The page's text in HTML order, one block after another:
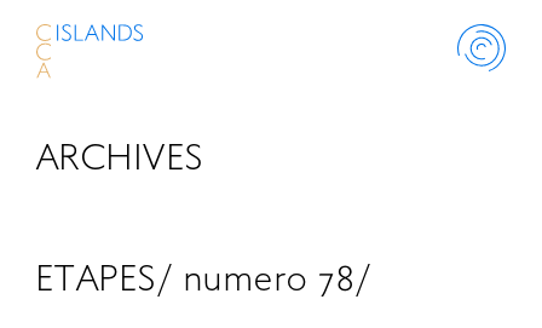
ABOUT
ARCHIVES
ETAPES/ numero 78/